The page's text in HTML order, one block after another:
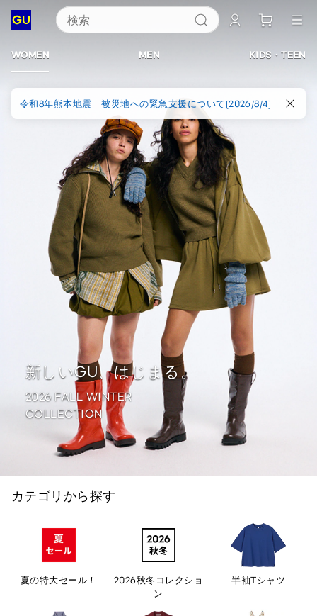
ジ
ー
ユ
検索
WOMEN MEN KIDS・TEEN
令和8年熊本地震 被災地への緊急支援について(2026/8/4)
新しいGU、はじまる。
2026 FALL WINTER
COLLECTION
カテゴリから探す
夏の特大セール！
2026秋冬コレクショ
ン
半袖Tシャツ